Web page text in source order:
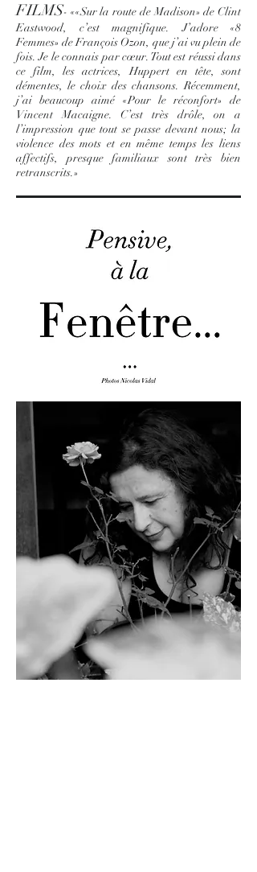
FILMS- ««Sur la route de Madison» de Clint
Eastwood, c’est magnifique. J’adore «8
Femmes» de François Ozon, que j’ai vu plein de
fois. Je le connais par cœur. Tout est réussi dans
ce film, les actrices, Huppert en tête, sont
démentes, le choix des chansons. Récemment,
j’ai beaucoup aimé «Pour le réconfort» de
Vincent Macaigne. C’est très drôle, on a
l’impression que tout se passe devant nous; la
violence des mots et en même temps les liens
affectifs, presque familiaux sont très bien
retranscrits.»